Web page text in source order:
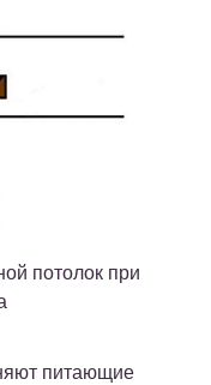
потолок при
питающие